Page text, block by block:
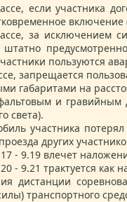
если участника
включение
за исключением
пользуются
запрещается
габаритами на
и гравийным
света).
участника
других
- 9.19 влечет
- 9.21 трактуется как
дистанции
транспортного